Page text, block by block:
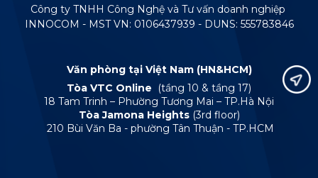
Công ty TNHH Công Nghệ và Tư vấn doanh nghiệp
INNOCOM - MST VN: 0106437939 - DUNS: 555783846
Văn phòng tại Việt Nam (HN&HCM)
Tòa VTC Online
(tầng 10 & tầng 17)
18 Tam Trinh – Phường Tương Mai – TP.Hà Nội
Tòa Jamona Heights (3rd floor)
210 Bùi Văn Ba - phường Tân Thuận - TP.HCM